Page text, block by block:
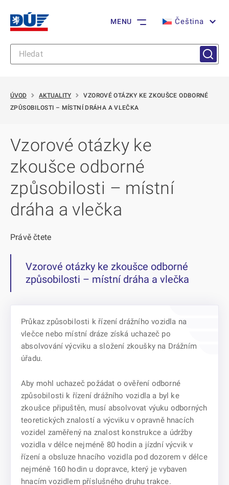
MENU Čeština
ÚVOD AKTUALITY
VZOROVÉ OTÁZKY KE ZKOUŠCE ODBORNÉ
ZPŮSOBILOSTI – MÍSTNÍ DRÁHA A VLEČKA
Vzorové otázky ke
zkoušce odborné
způsobilosti – místní
dráha a vlečka
Průkaz způsobilosti k řízení drážního vozidla na
vlečce nebo místní dráze získá uchazeč po
absolvování výcviku a složení zkoušky na Drážním
úřadu.
Aby mohl uchazeč požádat o ověření odborné
způsobilosti k řízení drážního vozidla a byl ke
zkoušce připuštěn, musí absolvovat výuku odborných
teoretických znalostí a výcviku v opravně hnacích
vozidel zaměřený na znalost konstrukce a údržby
vozidla v délce nejméně 80 hodin a jízdní výcvik v
řízení a obsluze hnacího vozidla pod dozorem v délce
nejméně 160 hodin u dopravce, který je vybaven
hnacím vozidlem příslušného druhu trakce.
Právě čtete
Vzorové otázky ke zkoušce odborné
způsobilosti – místní dráha a vlečka